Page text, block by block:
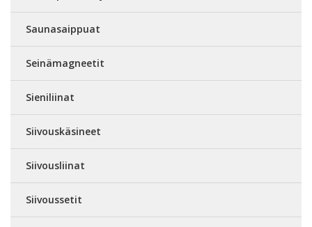
Saunasaippuat
Seinämagneetit
Sieniliinat
Siivouskäsineet
Siivousliinat
Siivoussetit